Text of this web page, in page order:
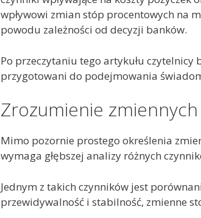
wpływowi zmian stóp procentowych na
powodu zależności od decyzji banków.
Po przeczytaniu tego artykułu
przygotowani do podejmowania
Zrozumienie
Mimo pozornie prostego określenia
wymaga głębszej analizy różnych
Jednym z takich czynników jest
przewidywalność i stabilność, zmienne